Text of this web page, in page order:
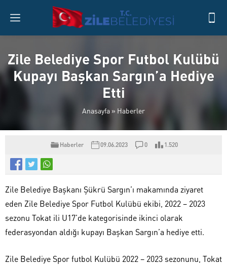
Zile Belediye Spor Futbol Kulübü
Kupayı Başkan Sargın’a Hediye
Etti
Anasayfa » Haberler
Haberler 09.06.2023 0 1.520
Zile Belediye Başkanı Şükrü Sargın’ı makamında ziyaret
eden Zile Belediye Spor Futbol Kulübü ekibi, 2022 – 2023
sezonu Tokat ili U17’de kategorisinde ikinci olarak
federasyondan aldığı kupayı Başkan Sargın’a hediye etti.
Zile Belediye Spor futbol Kulübü 2022 – 2023 sezonunu, Tokat